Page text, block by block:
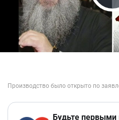
Будьте первыми